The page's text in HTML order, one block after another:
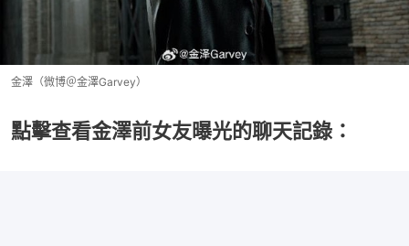
金澤（微博＠金澤Garvey）
點擊查看金澤前女友曝光的聊天記錄：